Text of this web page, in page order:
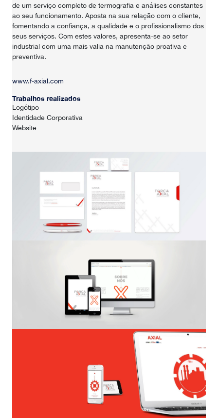
de um serviço completo de termografia e análises constantes
ao seu funcionamento. Aposta na sua relação com o cliente,
fomentando a confiança, a qualidade e o profissionalismo dos
seus serviços. Com estes valores, apresenta-se ao setor
industrial com uma mais valia na manutenção proativa e
preventiva.
www.f-axial.com
Trabalhos realizados
Logótipo
Identidade Corporativa
Website